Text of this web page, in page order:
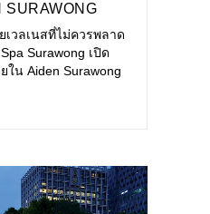
วลเนสที่ไม่ควรพลาด
Surawong เปิด
ใน Aiden Surawong
ระสบการณ์การพักผ่อน